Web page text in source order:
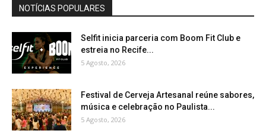
NOTÍCIAS POPULARES
Selfit inicia parceria com Boom Fit Club e
estreia no Recife...
5 Agosto, 2026
Festival de Cerveja Artesanal reúne sabores,
música e celebração no Paulista...
5 Agosto, 2026